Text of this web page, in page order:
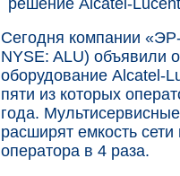
Сегодня компании
NYSE: ALU) объявили
оборудование Alcatel-
пяти из которых
года.
расширят емкость
оператора в 4 раза.